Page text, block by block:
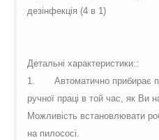
дезінфекція (4 в 1)
Детальні характеристики::
1.
Автоматично прибирає
ручної праці в той час, як Ви
Можливість встановлювати
на пилососі.